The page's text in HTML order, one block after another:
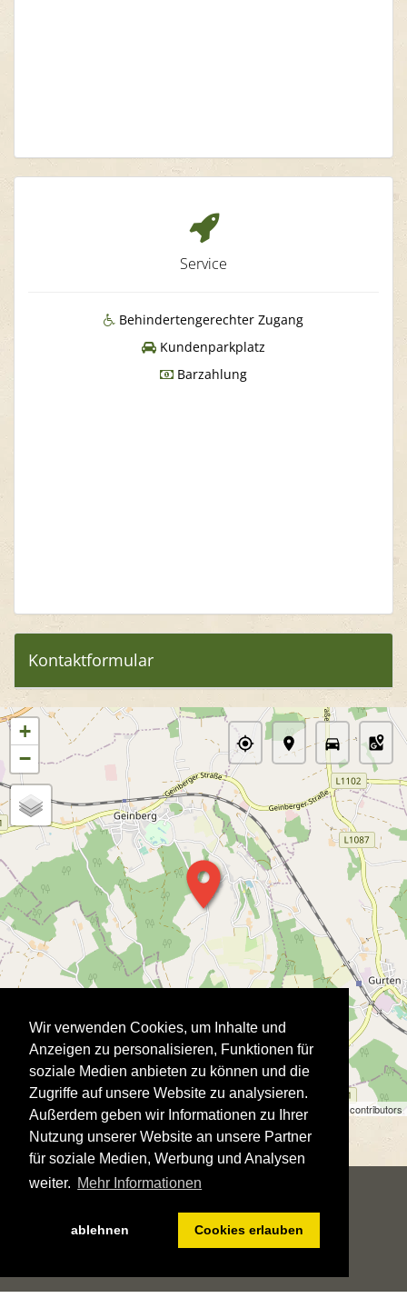
Wir verwenden Cookies, um Inhalte und
Anzeigen zu personalisieren, Funktionen für
soziale Medien anbieten zu können und die
Zugriffe auf unsere Website zu analysieren.
Außerdem geben wir Informationen zu Ihrer
Nutzung unserer Website an unsere Partner
für soziale Medien, Werbung und Analysen
weiter. Mehr Informationen
ablehnen Cookies erlauben
Service
Behindertengerechter Zugang
Kundenparkplatz
Barzahlung
Kontaktformular
+
−
Stadtausstellung | © OpenStreetMap contributors
IMPRESSUM DATENSCHUTZERKLÄRUNG